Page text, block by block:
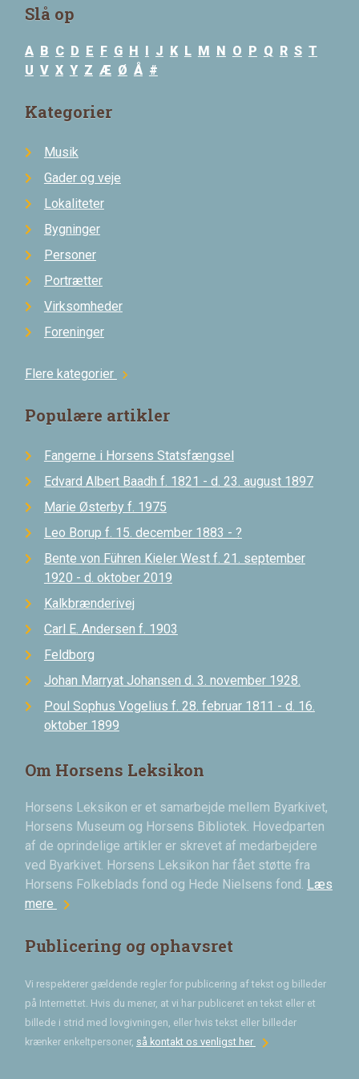
Slå op
A B C D E F G H J K L M N O P Q R S T
U V X Y Z Æ Ø Å #
Kategorier
Musik
Gader og veje
Lokaliteter
Bygninger
Personer
Portrætter
Virksomheder
Foreninger
Flere kategorier chevron_right
Populære artikler
Fangerne i Horsens Statsfængsel
Edvard Albert Baadh f. 1821 - d. 23. august 1897
Marie Østerby f. 1975
Leo Borup f. 15. december 1883 - ?
Bente von Führen Kieler West f. 21. september
1920 - d. oktober 2019
Kalkbrænderivej
Carl E. Andersen f. 1903
Feldborg
Johan Marryat Johansen d. 3. november 1928.
Poul Sophus Vogelius f. 28. februar 1811 - d. 16.
oktober 1899
Om Horsens Leksikon
Horsens Leksikon er et samarbejde mellem Byarkivet,
Horsens Museum og Horsens Bibliotek. Hovedparten
af de oprindelige artikler er skrevet af medarbejdere
ved Byarkivet. Horsens Leksikon har fået støtte fra
Horsens Folkeblads fond og Hede Nielsens fond. Læs
mere chevron_right
Publicering og ophavsret
Vi respekterer gældende regler for publicering af tekst og billeder
på Internettet. Hvis du mener, at vi har publiceret en tekst eller et
billede i strid med lovgivningen, eller hvis tekst eller billeder
krænker enkeltpersoner, så kontakt os venligst herchevron_right